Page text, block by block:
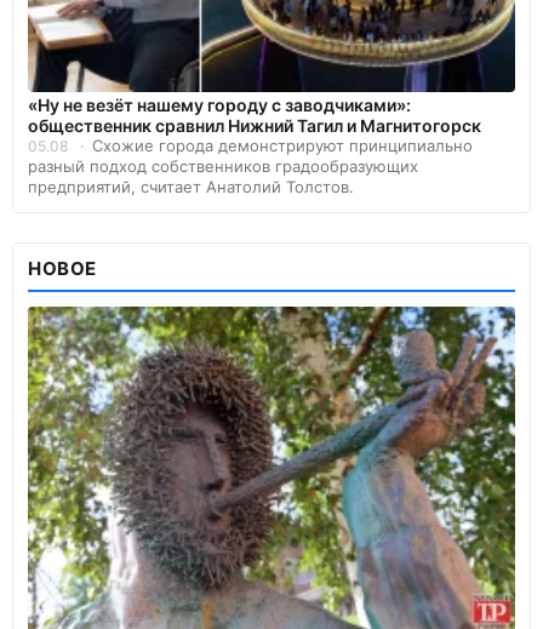
«Ну не везёт нашему городу с заводчиками»:
общественник сравнил Нижний Тагил и Магнитогорск
05.08
Схожие города демонстрируют принципиально
разный подход собственников градообразующих
предприятий, считает Анатолий Толстов.
НОВОЕ